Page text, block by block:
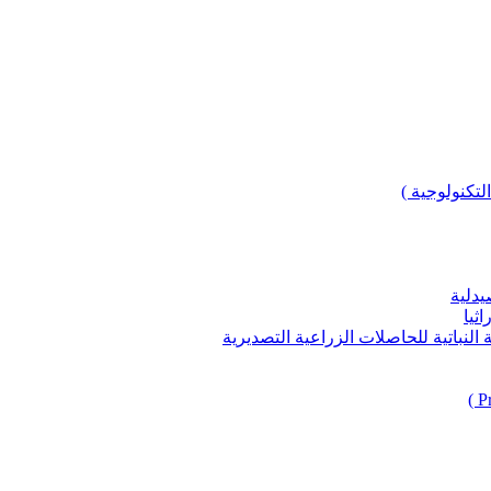
)
للحاصلات الزراعية التصديرية